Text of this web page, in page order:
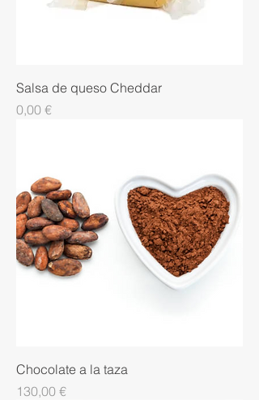
Salsa de queso Cheddar
Precio
0,00 €
Chocolate a la taza
Precio
130,00 €